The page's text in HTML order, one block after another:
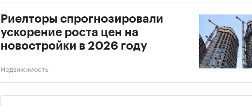
Риелторы спрогнозировали
ускорение роста цен на
новостройки в 2026 году
Недвижимость